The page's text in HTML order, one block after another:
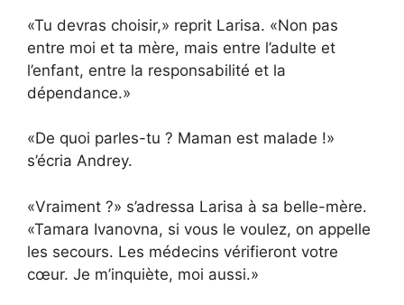
«Tu devras choisir,» reprit Larisa. «Non pas
entre moi et ta mère, mais entre l’adulte et
l’enfant, entre la responsabilité et la
dépendance.»
«De quoi parles-tu ? Maman est malade !»
s’écria Andrey.
«Vraiment ?» s’adressa Larisa à sa belle-mère.
«Tamara Ivanovna, si vous le voulez, on appelle
les secours. Les médecins vérifieront votre
cœur. Je m’inquiète, moi aussi.»